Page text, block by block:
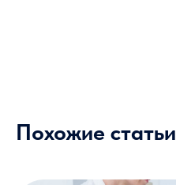
Похожие статьи